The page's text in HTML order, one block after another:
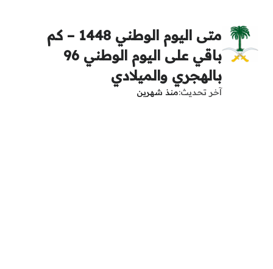
متى اليوم الوطني 1448 – كم
باقي على اليوم الوطني 96
بالهجري والميلادي
آخر تحديث منذ شهرين